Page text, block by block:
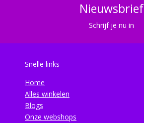
Nieuwsbrief
Schrijf je nu in
Snelle links
Home
Alles winkelen
Blogs
Onze webshops